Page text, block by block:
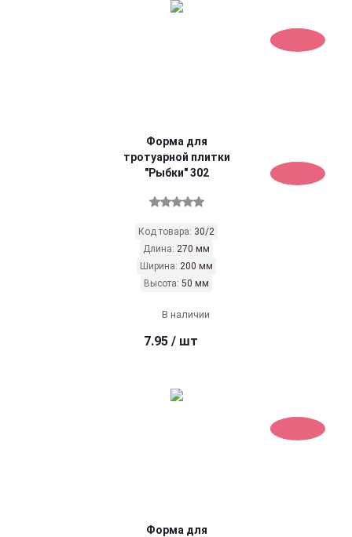
Форма для
тротуарной плитки
"Рыбки" 302
Код товара: 30/2
Длина: 270 мм
Ширина: 200 мм
Высота: 50 мм
В наличии
7.95 / шт
Форма для